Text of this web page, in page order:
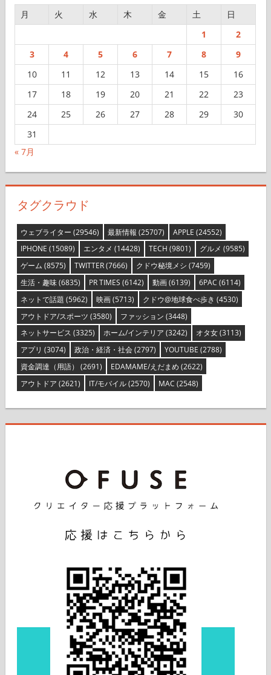
月 火 水 木 金 土
日
1
2
3
4 5 6 7 8
9
10
11 12 13 14 15
16
17
18 19 20 21 22
23
24
25 26 27 28 29
30
31
« 7月
タグクラウド
ウェブライター (29546) 最新情報 (25707) APPLE (24552)
IPHONE (15089) エンタメ (14428) TECH (9801) グルメ (9585)
ゲーム (8575) TWITTER(7666) クドウ秘境メシ (7459)
生活・趣味(6835) PR TIMES (6142) 動画(6139) 6PAC (6114)
ネットで話題 (5962) 映画(5713) クドウ@地球食べ歩き (4530)
アウトドア/スポーツ (3580) ファッション (3448)
ネットサービス (3325) ホーム/インテリア (3242) オタ女(3113)
アプリ (3074) 政治・経済・社会(2797) YOUTUBE (2788)
資金調達（用語） (2691) EDAMAME/えだまめ (2622)
アウトドア (2621) IT/モバイル(2570) MAC (2548)